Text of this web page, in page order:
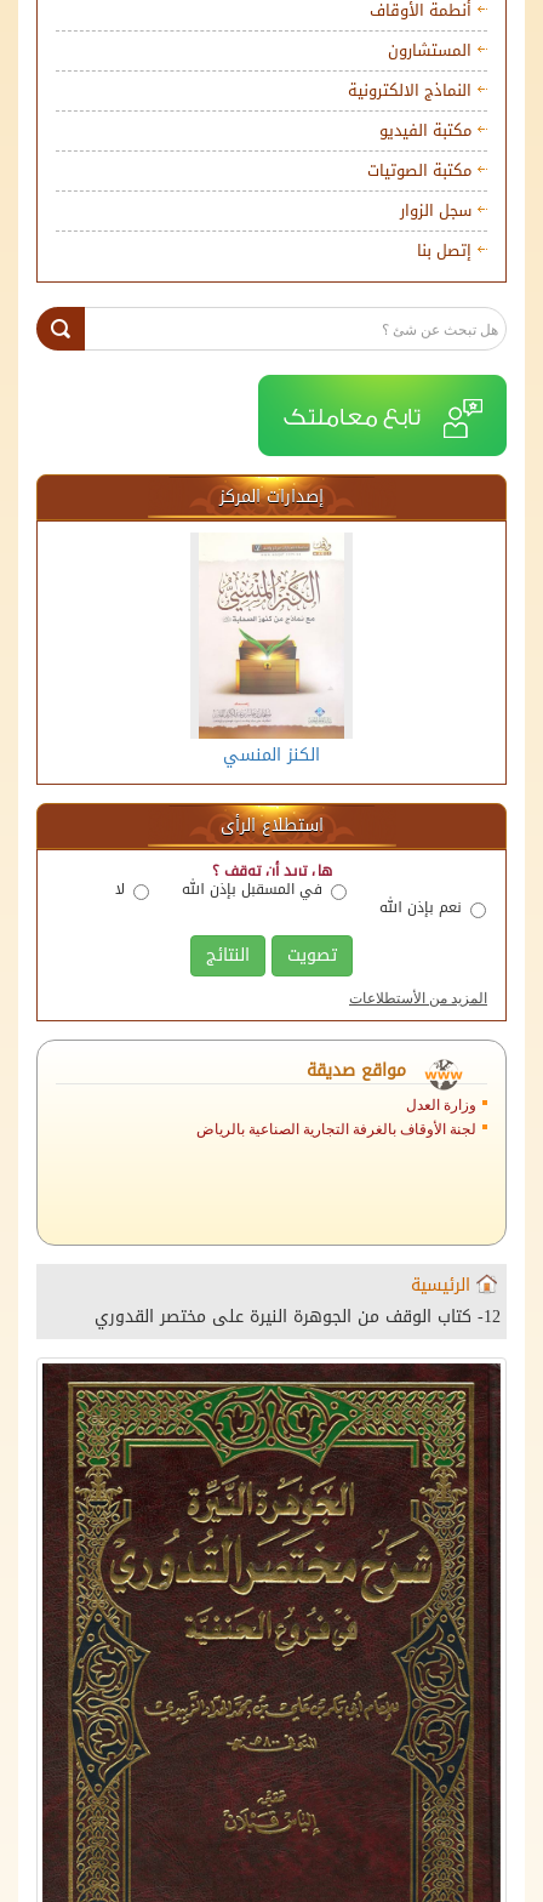
أنطمة الأوقاف
المستشارون
النماذج الالكترونية
مكتبة الفيديو
مكتبة الصوتيات
سجل الزوار
إتصل بنا
إصدارات المركز
الكنز المنسي
استطلاع الرأى
هل تريد أن توقف ؟
نعم بإذن الله
في المسقبل بإذن الله لا
تصويت النتائج
المزيد من الأستطلاعات
مواقع صديقة
منصة اللقاءات الوقفية
الهيئة العامة للأوقاف
وزارة العدل
لجنة الأوقاف بالغرفة التجارية الصناعية بالرياض
الرئيسية
12- كتاب الوقف من الجوهرة النيرة على مختصر القدوري